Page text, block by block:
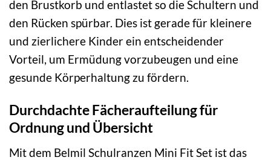
den Brustkorb und entlastet so die Schultern und
den Rücken spürbar. Dies ist gerade für kleinere
und zierlichere Kinder ein entscheidender
Vorteil, um Ermüdung vorzubeugen und eine
gesunde Körperhaltung zu fördern.
Durchdachte Fächeraufteilung für
Ordnung und Übersicht
Mit dem Belmil Schulranzen Mini Fit Set ist das